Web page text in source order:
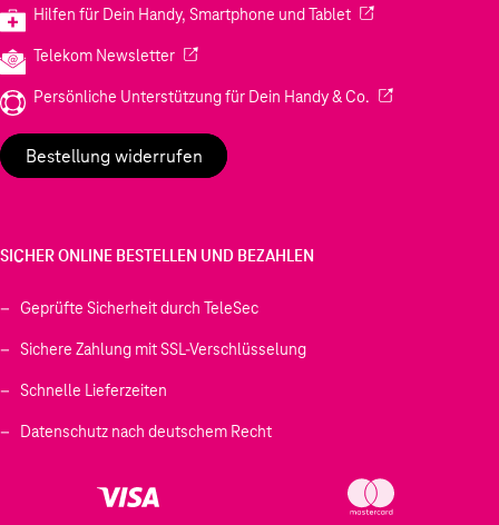
Hilfen für Dein Handy, Smartphone und Tablet(Wird in einem
Telekom Newsletter(Wird in einem neuen Tab geöffnet)
Persönliche Unterstützung für Dein Handy & Co. (Wird in einem
Bestellung widerrufen
SICHER ONLINE BESTELLEN UND BEZAHLEN
Geprüfte Sicherheit durch TeleSec
Sichere Zahlung mit SSL-Verschlüsselung
Schnelle Lieferzeiten
Datenschutz nach deutschem Recht